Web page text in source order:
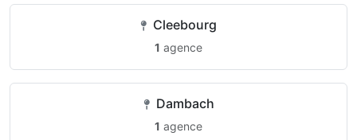
Cleebourg
1 agence
Dambach
1 agence